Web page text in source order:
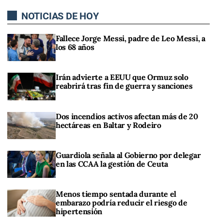
NOTICIAS DE HOY
Fallece Jorge Messi, padre de Leo Messi, a
los 68 años
Irán advierte a EEUU que Ormuz solo
reabrirá tras fin de guerra y sanciones
Dos incendios activos afectan más de 20
hectáreas en Baltar y Rodeiro
Guardiola señala al Gobierno por delegar
en las CCAA la gestión de Ceuta
Menos tiempo sentada durante el
embarazo podría reducir el riesgo de
hipertensión